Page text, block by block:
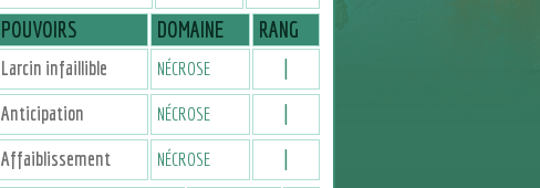
POUVOIRS DOMAINE RANG
Larcin infaillible NÉCROSE I
Anticipation NÉCROSE I
Affaiblissement NÉCROSE I